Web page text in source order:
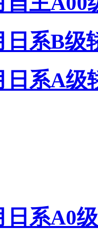
日系B级
日系A级
日系A0